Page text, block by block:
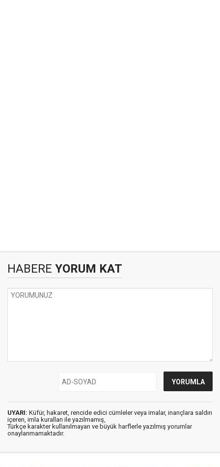
HABERE YORUM KAT
UYARI: Küfür, hakaret, rencide edici cümleler veya imalar, inançlara saldırı
içeren, imla kuralları ile yazılmamış,
Türkçe karakter kullanılmayan ve büyük harflerle yazılmış yorumlar
onaylanmamaktadır.